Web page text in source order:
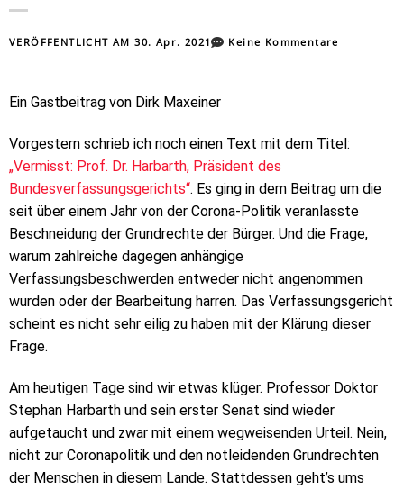
VERÖFFENTLICHT AM30. Apr. 2021 Keine Kommentare
Ein Gastbeitrag von Dirk Maxeiner
Vorgestern schrieb ich noch einen Text mit dem Titel:
„Vermisst: Prof. Dr. Harbarth, Präsident des
Bundesverfassungsgerichts“. Es ging in dem Beitrag um die
seit über einem Jahr von der Corona-Politik veranlasste
Beschneidung der Grundrechte der Bürger. Und die Frage,
warum zahlreiche dagegen anhängige
Verfassungsbeschwerden entweder nicht angenommen
wurden oder der Bearbeitung harren. Das Verfassungsgericht
scheint es nicht sehr eilig zu haben mit der Klärung dieser
Frage.
Am heutigen Tage sind wir etwas klüger. Professor Doktor
Stephan Harbarth und sein erster Senat sind wieder
aufgetaucht und zwar mit einem wegweisenden Urteil. Nein,
nicht zur Coronapolitik und den notleidenden Grundrechten
der Menschen in diesem Lande. Stattdessen geht’s ums